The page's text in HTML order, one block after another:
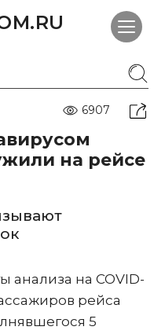
6907
на рейсе
анализа на COVID-
рейса
5